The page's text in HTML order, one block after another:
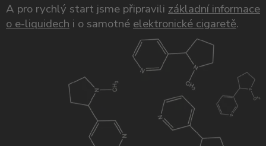
A pro rychlý start jsme připravili základní informace
o e-liquidech i o samotné elektronické cigaretě.